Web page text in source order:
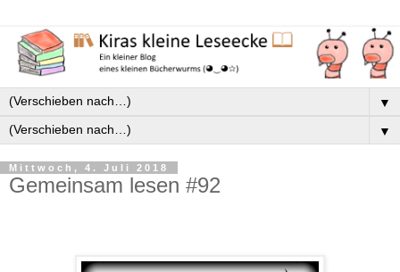
▼
▼
Mittwoch, 4. Juli 2018
Gemeinsam lesen #92